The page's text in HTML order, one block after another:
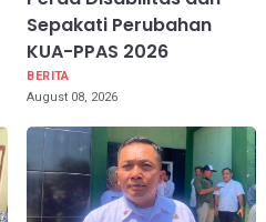
Sepakati Perubahan
KUA-PPAS 2026
BERITA
August 08, 2026